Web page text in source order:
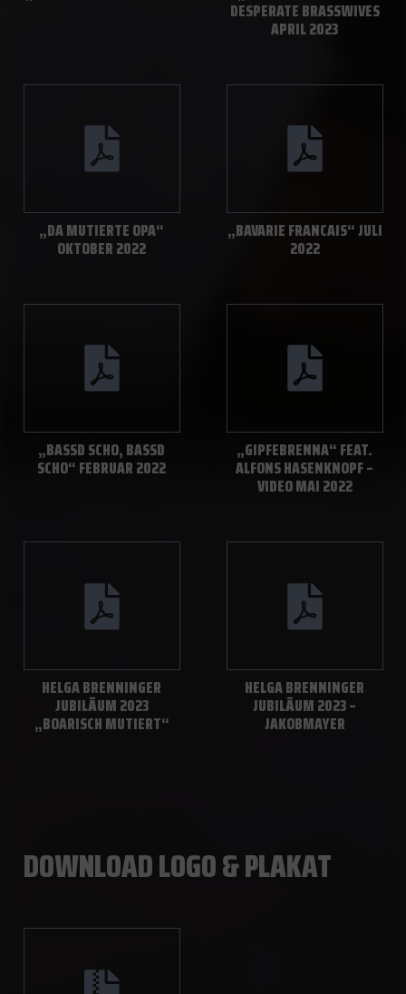
DESPERATE BRASSWIVES
APRIL 2023
„DA MUTIERTE OPA“
OKTOBER 2022
„BAVARIE FRANCAIS“ JULI
2022
„BASSD SCHO, BASSD
SCHO“ FEBRUAR 2022
„GIPFEBRENNA“ FEAT.
ALFONS HASENKNOPF –
VIDEO MAI 2022
HELGA BRENNINGER
JUBILÄUM 2023
„BOARISCH MUTIERT“
HELGA BRENNINGER
JUBILÄUM 2023 –
JAKOBMAYER
DOWNLOAD LOGO & PLAKAT